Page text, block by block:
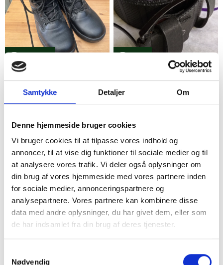
Samtykke Detaljer Om
Denne hjemmeside bruger cookies
Vi bruger cookies til at tilpasse vores indhold og
annoncer, til at vise dig funktioner til sociale medier og til
at analysere vores trafik. Vi deler også oplysninger om
din brug af vores hjemmeside med vores partnere inden
for sociale medier, annonceringspartnere og
analysepartnere. Vores partnere kan kombinere disse
data med andre oplysninger, du har givet dem, eller som
de har indsamlet fra din brug af deres tjenester.
Nødvendig
Sorte Herre Støvler med
50,00 kr.
Bælte med kraftig
15,00 kr.
Haderslev
Nykøbing F